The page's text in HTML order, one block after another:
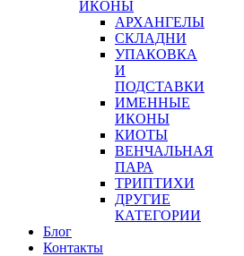
ИКОНЫ
АРХАНГЕЛЫ
СКЛАДНИ
УПАКОВКА
И
ПОДСТАВКИ
ИМЕННЫЕ
ИКОНЫ
КИОТЫ
ВЕНЧАЛЬНАЯ
ПАРА
ТРИПТИХИ
ДРУГИЕ
КАТЕГОРИИ
Блог
Контакты